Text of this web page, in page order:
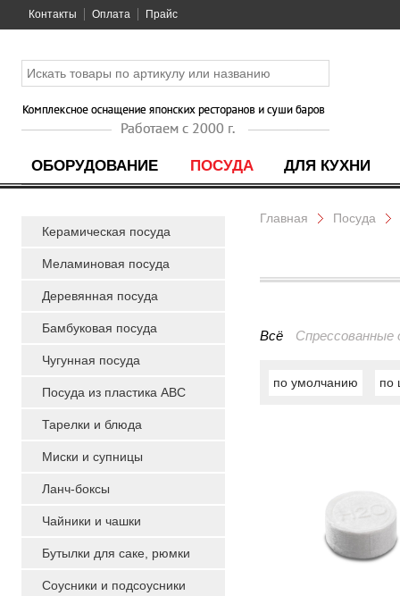
Контакты Оплата Прайс
ОБОРУДОВАНИЕ ПОСУДА ДЛЯ КУХНИ
Керамическая посуда
Меламиновая посуда
Деревянная посуда
Бамбуковая посуда
Чугунная посуда
Посуда из пластика ABC
Тарелки и блюда
Миски и супницы
Ланч-боксы
Чайники и чашки
Бутылки для саке, рюмки
Соусники и подсоусники
Главная Посуда
Всё Спрессованные
по умолчанию по